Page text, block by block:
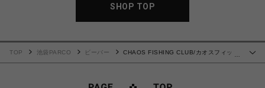
SHOP TOP
TOP 池袋PARCO ビーバー
CHAOS FISHING CLUB/カオスフィッシ